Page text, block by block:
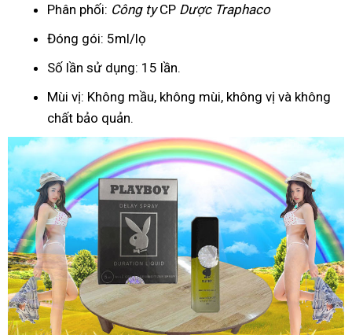
Phân phối: Công tyCP Dược Traphaco
Đóng gói: 5ml/lọ
Số lần sử dụng: 15 lần.
Mùi vị: Không mầu, không mùi, không vị và không
chất bảo quản.